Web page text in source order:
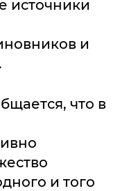
источники
и
что в
и того